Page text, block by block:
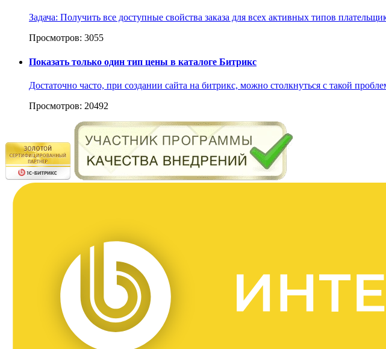
Задача: Получить все доступные свойства заказа для всех активных типов
Просмотров: 3055
Показать только один тип цены в каталоге Битрикс
Достаточно часто, при создании сайта на битрикс, можно столкнуться с такой
Просмотров: 20492